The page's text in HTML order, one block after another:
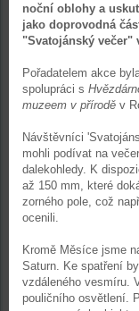
noční oblohy a
jako doprovodná
"Svatojánský večer"
Pořadatelem akce
spolupráci s
muzeem v přírodě v
Návštěvníci
mohli podívat na
dalekohledy. K
až 150 mm, které
zorného pole, což
ocenili.
Kromě Měsíce jsme
Saturn. Ke spatření
vzdáleného vesmíru.
pouličního osvětlení.